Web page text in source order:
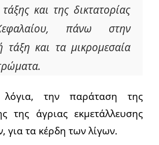
και της δικτατορίας
πάνω στην
τάξη και τα μικρομεσαία
την παράταση της
της άγριας εκμετάλλευσης
για τα κέρδη των λίγων.